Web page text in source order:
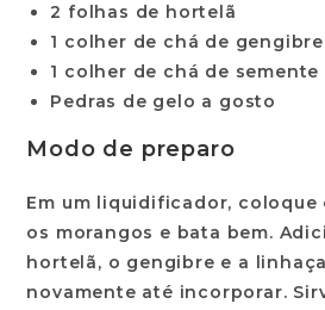
2 folhas de hortelã
1 colher de chá de
1 colher de chá de
Pedras de gelo a gosto
Modo de preparo
Em um liquidificador, coloque
os morangos e bata bem.
hortelã, o gengibre e a
novamente até incorporar.